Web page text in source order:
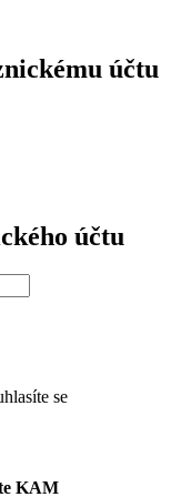
účtu
účtu
se
KAM